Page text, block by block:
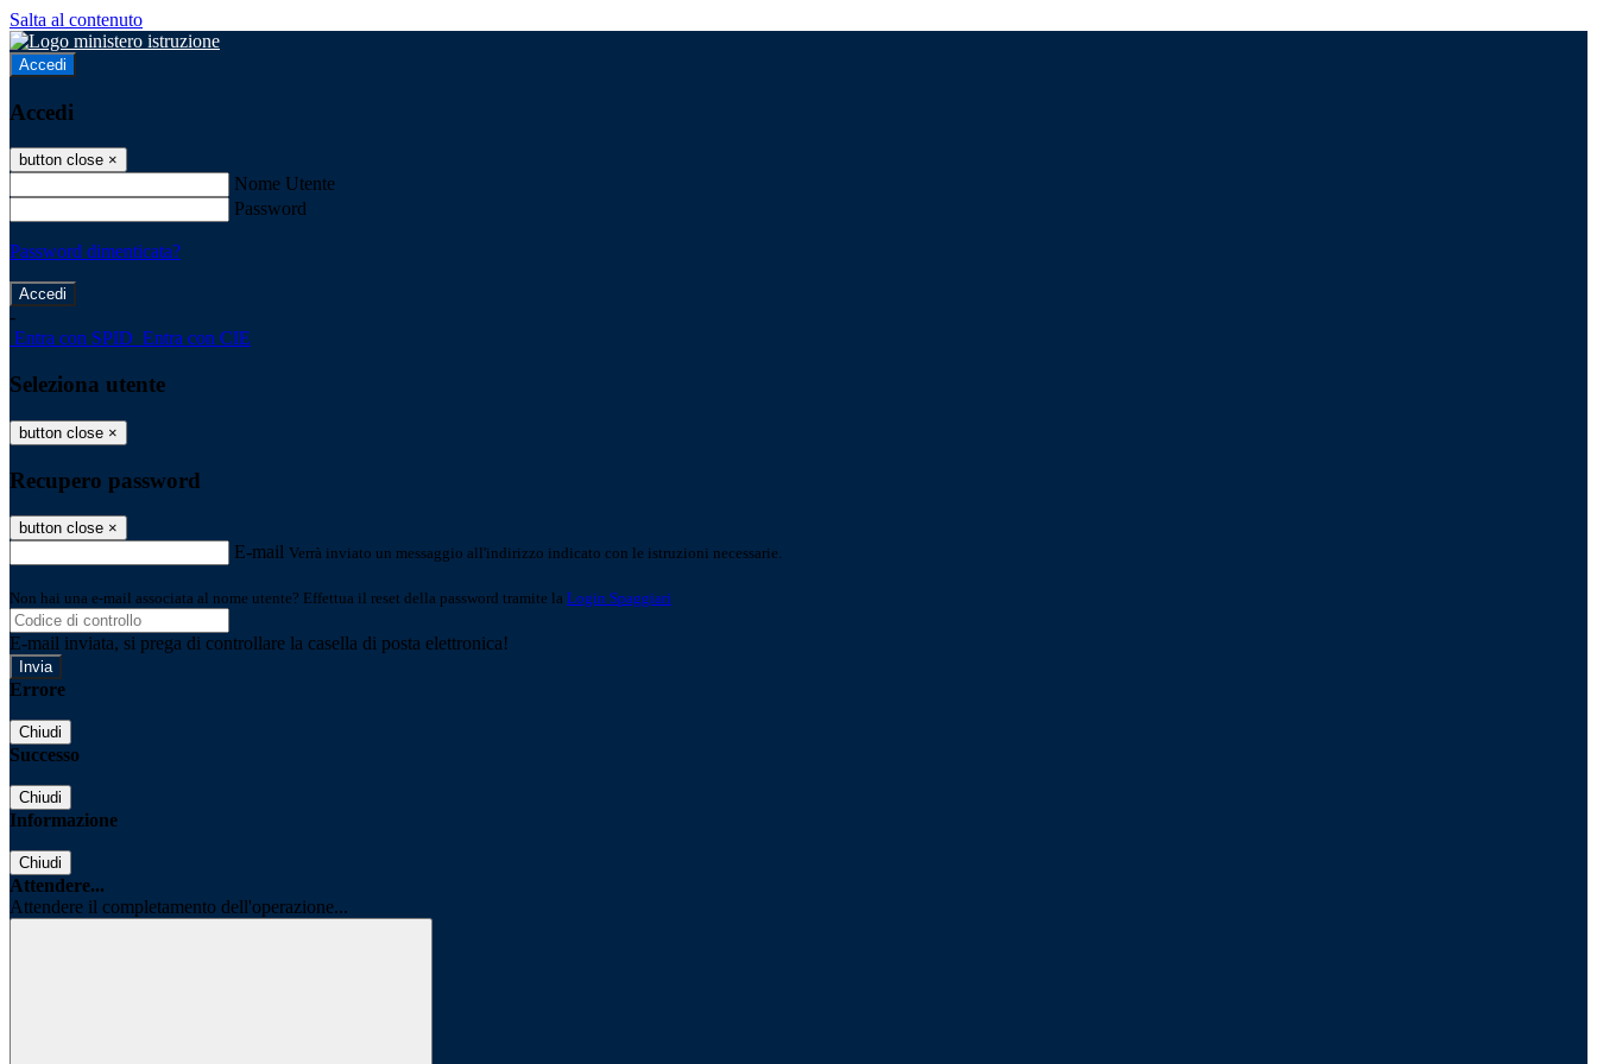
Salta al contenuto
Accedi
Accedi
button close ×
Nome Utente
Password
Password dimenticata?
-
Entra con SPID Entra con CIE
Seleziona utente
button close ×
Recupero password
button close ×
E-mail Verrà inviato un messaggio all'indirizzo indicato con le istruzioni necessarie.
Non hai una e-mail associata al nome utente? Effettua il reset della password tramite la Login Spaggiari
E-mail inviata, si prega di controllare la casella di posta elettronica!
Errore
Chiudi
Successo
Chiudi
Informazione
Chiudi
Attendere...
Attendere il completamento dell'operazione...